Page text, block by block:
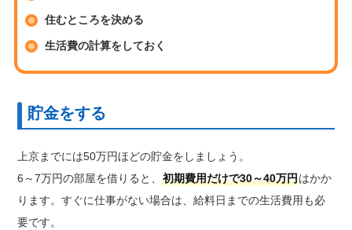
住むところを決める
生活費の計算をしておく
貯金をする
上京までには50万円ほどの貯金をしましょう。
6～7万円の部屋を借りると、初期費用だけで30～40万円はかか
ります。すぐに仕事がない場合は、給料日までの生活費用も必
要です。